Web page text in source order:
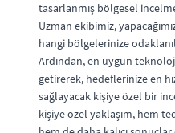
tasarlanmış bölgesel
Uzman ekibimiz,
hangi bölgelerinize
Ardından, en uygun
getirerek, hedeflerinize en
sağlayacak kişiye özel bir
kişiye özel yaklaşım, hem